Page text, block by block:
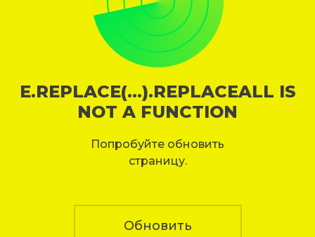
E.REPLACE(...).REPLACEALL IS
NOT A FUNCTION
Попробуйте обновить
страницу.
Обновить